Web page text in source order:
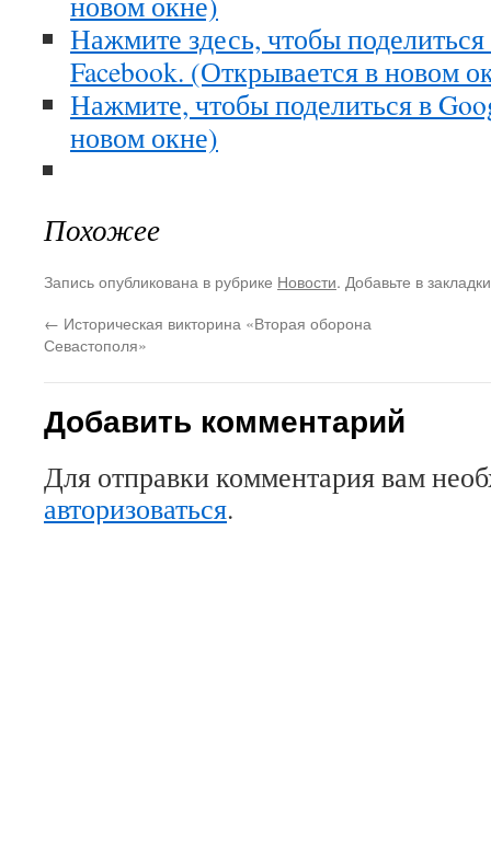
Нажмите здесь, чтобы
Facebook. (Открывается в новом
Нажмите, чтобы поделиться в
новом окне)
Похожее
Запись опубликована в рубрике Новости. Добавьте в
← Историческая викторина «Вторая оборона
Севастополя»
Добавить комментарий
Для отправки комментария вам
авторизоваться.